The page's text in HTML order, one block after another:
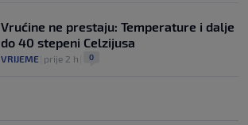
Vrućine ne prestaju: Temperature i dalje
do 40 stepeni Celzijusa
VRIJEME prije 2 h 0